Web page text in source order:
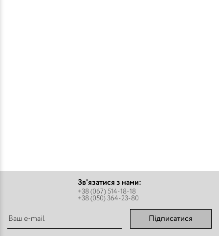
Зв'язатися з нами:
+38 (067) 514-18-18
+38 (050) 364-23-80
Підписатися